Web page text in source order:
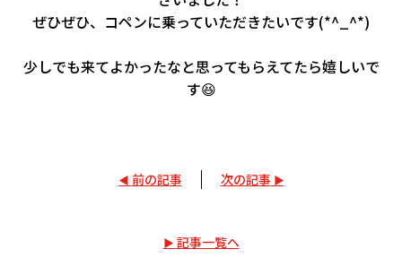
ぜひぜひ、コペンに乗っていただきたいです(*^_^*)
少しでも来てよかったなと思ってもらえてたら嬉しいで
す😆
前の記事 次の記事
記事一覧へ